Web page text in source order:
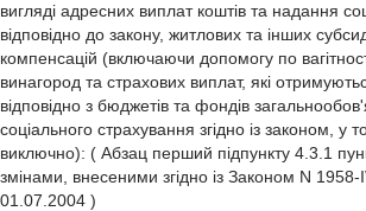
вигляді адресних виплат коштів та надання
відповідно до закону, житлових та інших
компенсацій (включаючи допомогу по
винагород та страхових виплат, які
відповідно з бюджетів та фондів
соціального страхування згідно із законом, у
виключно): ( Абзац перший підпункту 4.3.1
змінами, внесеними згідно із Законом N
01.07.2004 )